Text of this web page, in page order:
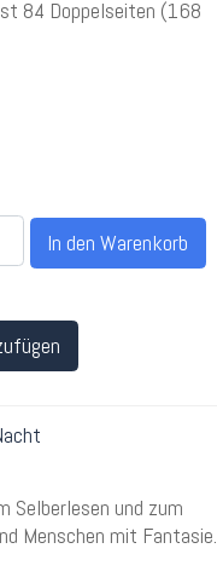
84 Doppelseiten (168
Selberlesen und zum
Menschen mit Fantasie.